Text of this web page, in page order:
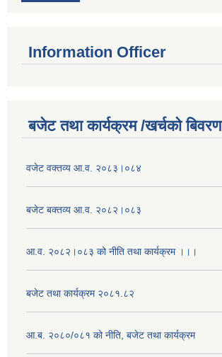
Information Officer
बजेट तथा कार्यक्रम /खर्चको बिवरण
वजेट वक्तव्य आ.व. २०८३।०८४
बजेट बक्तव्य आ.व. २०८२।०८३
आ.व. २०८२।०८३ को नीति तथा कार्यक्रम ।।।
बजेट तथा कार्यक्रम २०८१.८२
आ.ब. २०८०/०८१ को नीति, बजेट तथा कार्यक्रम